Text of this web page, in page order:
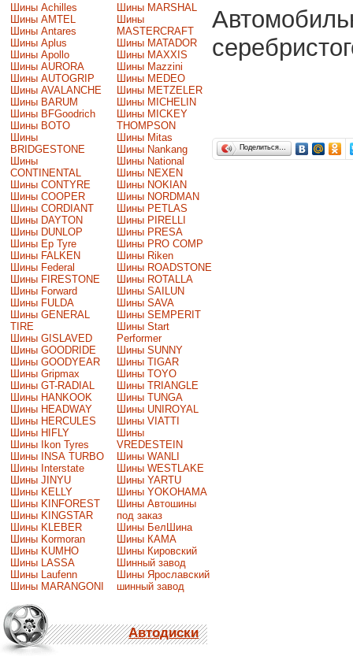
Шины Achilles
Шины AMTEL
Шины Antares
Шины Aplus
Шины Apollo
Шины AURORA
Шины AUTOGRIP
Шины AVALANCHE
Шины BARUM
Шины BFGoodrich
Шины BOTO
Шины
BRIDGESTONE
Шины
CONTINENTAL
Шины CONTYRE
Шины COOPER
Шины CORDIANT
Шины DAYTON
Шины DUNLOP
Шины Ep Tyre
Шины FALKEN
Шины Federal
Шины FIRESTONE
Шины Forward
Шины FULDA
Шины GENERAL
TIRE
Шины GISLAVED
Шины GOODRIDE
Шины GOODYEAR
Шины Gripmax
Шины GT-RADIAL
Шины HANKOOK
Шины HEADWAY
Шины HERCULES
Шины HIFLY
Шины Ikon Tyres
Шины INSA TURBO
Шины Interstate
Шины JINYU
Шины KELLY
Шины KINFOREST
Шины KINGSTAR
Шины KLEBER
Шины Kormoran
Шины KUMHO
Шины LASSA
Шины Laufenn
Шины MARANGONI
Шины MARSHAL
Шины
MASTERCRAFT
Шины MATADOR
Шины MAXXIS
Шины Mazzini
Шины MEDEO
Шины METZELER
Шины MICHELIN
Шины MICKEY
THOMPSON
Шины Mitas
Шины Nankang
Шины National
Шины NEXEN
Шины NOKIAN
Шины NORDMAN
Шины PETLAS
Шины PIRELLI
Шины PRESA
Шины PRO COMP
Шины Riken
Шины ROADSTONE
Шины ROTALLA
Шины SAILUN
Шины SAVA
Шины SEMPERIT
Шины Start
Performer
Шины SUNNY
Шины TIGAR
Шины TOYO
Шины TRIANGLE
Шины TUNGA
Шины UNIROYAL
Шины VIATTI
Шины
VREDESTEIN
Шины WANLI
Шины WESTLAKE
Шины YARTU
Шины YOKOHAMA
Шины Автошины
под заказ
Шины БелШина
Шины КАМА
Шины Кировский
Шинный завод
Шины Ярославский
шинный завод
Автодиски
Поделиться…